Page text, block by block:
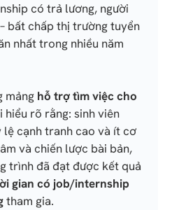
có trả lương, người
bất chấp thị trường tuyển
nhất trong nhiều năm
mảng hỗ trợ tìm việc cho
hiểu rõ rằng: sinh viên
cạnh tranh cao và ít cơ
và chiến lược bài bản,
trình đã đạt được kết quả
gian có job/internship
tham gia.